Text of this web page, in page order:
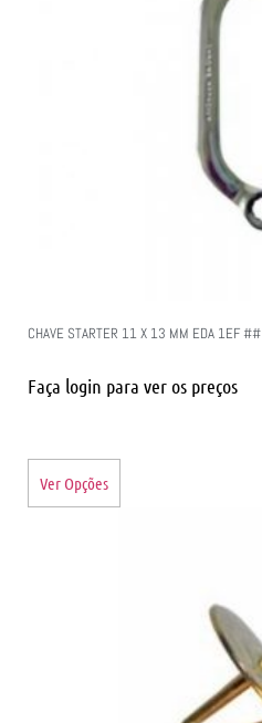
CHAVE STARTER 11 X 13 MM EDA 1EF ##
Faça login para ver os preços
Ver Opções